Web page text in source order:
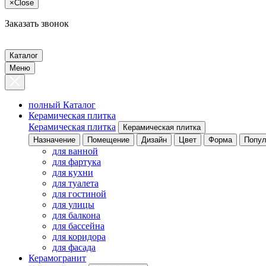
×Close
Заказать звонок
Каталог
Меню
полный Каталог
Керамическая плитка
Керамическая плитка
Керамическая плитка
Назначение
Помещение Дизайн Цвет Форма
для ванной
для фартука
для кухни
для туалета
для гостиной
для улицы
для балкона
для бассейна
для коридора
для фасада
Керамогранит